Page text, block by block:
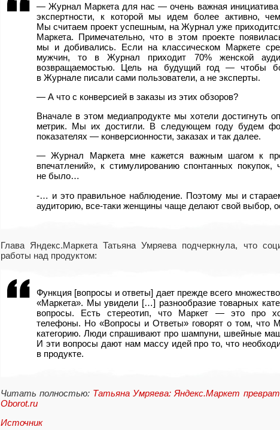
— Журнал Маркета для нас — очень важная инициатива
экспертности, к которой мы идем более активно,
Мы считаем проект успешным, на Журнал уже
Маркета. Примечательно, что в этом проекте
мы и добивались. Если на классическом Маркете
мужчин,
то в Журнал приходит 70% женской
возвращаемостью. Цель на будущий год — чтобы
в Журнале писали сами пользователи, а не эксперты.
— А что с конверсией в заказы из этих обзоров?
Вначале в этом медиапродукте мы хотели достигнуть
метрик. Мы их достигли. В следующем году будем
показателях — конверсионности, заказах и так далее.
— Журнал Маркета мне кажется важным шагом к
впечатлений», к стимулированию спонтанных покупок,
не было…
-… и это правильное наблюдение. Поэтому мы и
аудиторию, все-таки женщины чаще делают свой выбор,
Глава Яндекс.Маркета Татьяна Умряева подчеркнула,
что
работы над продуктом:
Функция [вопросы и ответы] дает прежде всего
«Маркета». Мы увидели […] разнообразие товарных
вопросы. Есть стереотип,
что Маркет — это про
телефоны. Но «Вопросы и Ответы» говорят о том, что
категорию. Люди спрашивают про шампуни, швейные
И эти вопросы дают нам массу идей про то, что
в продукте.
Читать полностью: Татьяна Умряева: Яндекс.Маркет
Oborot.ru
Источник